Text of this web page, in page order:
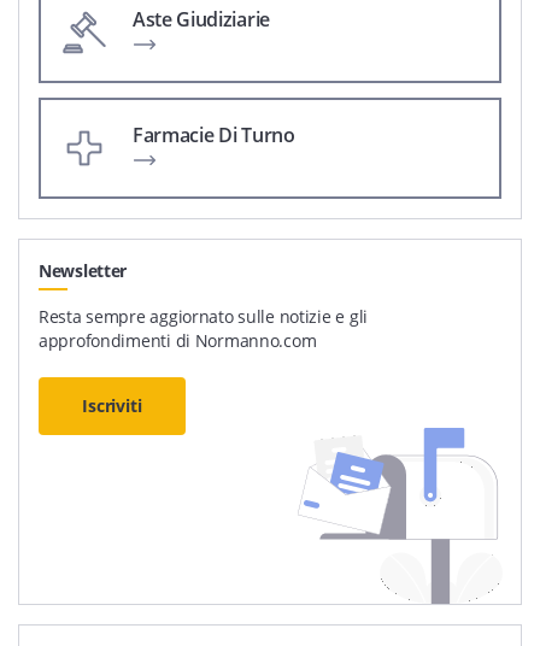
Aste Giudiziarie
Farmacie Di Turno
Newsletter
Resta sempre aggiornato sulle notizie e gli
approfondimenti di Normanno.com
Iscriviti